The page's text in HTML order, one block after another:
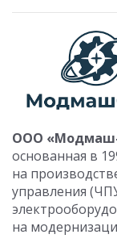
ООО
основанная в
на
управления
на